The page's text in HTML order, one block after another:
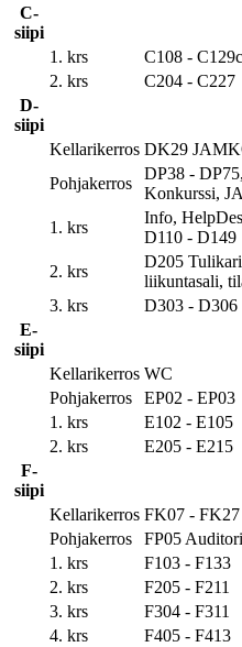
C-
siipi
1. krs
C108 - C129c
2. krs
C204 - C227
D-
siipi
Kellarikerros DK29
Pohjakerros
DP38 -
Konkurssi,
1. krs
Info,
D110 - D149
2. krs
D205
liikuntasali,
3. krs
D303 - D306
E-
siipi
Kellarikerros WC
Pohjakerros
EP02 - EP03
1. krs
E102 - E105
2. krs
E205 - E215
F-
siipi
Kellarikerros FK07 - FK27
Pohjakerros
FP05
1. krs
F103 - F133
2. krs
F205 - F211
3. krs
F304 - F311
4. krs
F405 - F413